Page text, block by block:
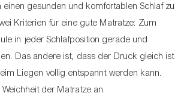
gesunden und komfortablen Schlaf zu
Kriterien für eine gute Matratze: Zum
in jeder Schlafposition gerade und
Das andere ist, dass der Druck gleich ist
Liegen völlig entspannt werden kann.
der Matratze an.